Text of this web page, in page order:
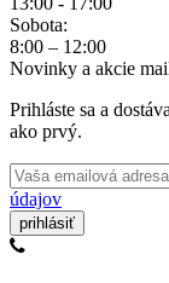
Sobota:
8:00 – 12:00
Novinky a akcie
Prihláste sa a
ako prvý.
údajov